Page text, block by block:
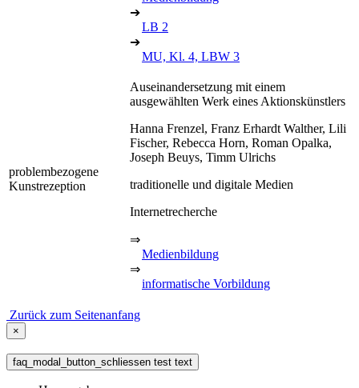
➔
LB 2
➔
MU, Kl. 4, LBW 3
problembezogene
Kunstrezeption
Auseinandersetzung mit einem
ausgewählten Werk eines Aktionskünstlers
Hanna Frenzel, Franz Erhardt Walther, Lili
Fischer, Rebecca Horn, Roman Opalka,
Joseph Beuys, Timm Ulrichs
traditionelle und digitale Medien
Internetrecherche
⇒
Medienbildung
⇒
informatische Vorbildung
Zurück zum Seitenanfang
×
faq_modal_button_schliessen test text